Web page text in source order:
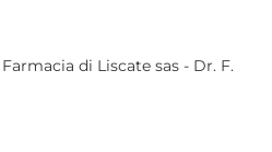
di Liscate sas - Dr. F.